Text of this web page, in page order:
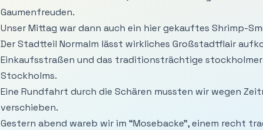
Gaumenfreuden.
Unser Mittag war dann auch ein hier gekauftes Shrimp-
Der Stadtteil Normalm lässt wirkliches Großstadtflair
Einkaufsstraßen und das traditionsträchtige stockholmer
Stockholms.
Eine Rundfahrt durch die Schären mussten wir wegen
verschieben.
Gestern abend wareb wir im “Mosebacke”, einem recht